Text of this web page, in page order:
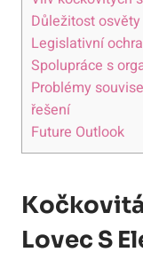
Důležitost
Legislativní
Spolupráce s
Problémy
řešení
Future Outlook
Lovec S